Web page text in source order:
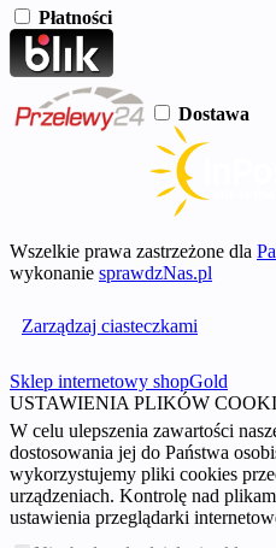
Płatności
Dostawa
Wszelkie prawa zastrzeżone dla
wykonanie sprawdzNas.pl
Zarządzaj ciasteczkami
Sklep internetowy shopGold
USTAWIENIA PLIKÓW
W celu ulepszenia zawartości
dostosowania jej do Państwa
wykorzystujemy pliki cookies
urządzeniach. Kontrolę nad
ustawienia przeglądarki